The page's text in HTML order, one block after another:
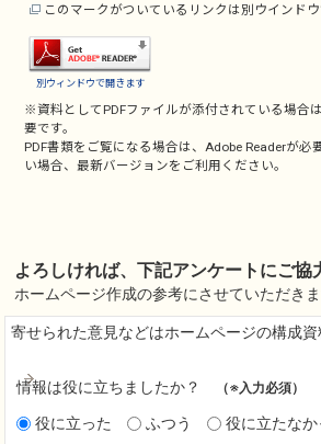
このマークがついているリンクは別ウインド
別ウィンドウで開きます
※資料としてPDFファイルが添付されている場合は
要です。
PDF書類をご覧になる場合は、 Adobe Readerが必
い場合、最新バージョンをご利用ください。